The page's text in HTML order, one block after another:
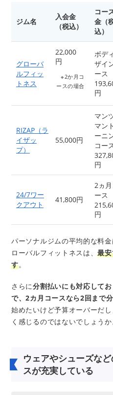
ジム名
入会金
（税込）
コー
金（
込）
グローバ
ルフィッ
トネス
22,000
円
※2か月コ
ースの場合
ボデ
ザイ
ース
円
RIZAP（ラ
イザッ
プ）
55,000円
マン
マン
ーニ
コー
円
24/7ワー
クアウト
41,800円
2ヵ月
ース
円
パーソナルジムの平均的な料
ローバルフィットネスは、最
す。
さらに分割払いにも対応して
で、2カ月コースなら2回まで
始めたいけど予算オーバーだ
く感じるのではないでしょうか
ウェアやシューズな
スが充実している